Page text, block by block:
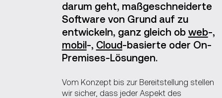
darum geht, maßgeschneiderte
Software von Grund auf zu
entwickeln, ganz gleich ob web-,
mobil-, Cloud-basierte oder On-
Premises-Lösungen.
Vom Konzept bis zur Bereitstellung stellen
wir sicher, dass jeder Aspekt des